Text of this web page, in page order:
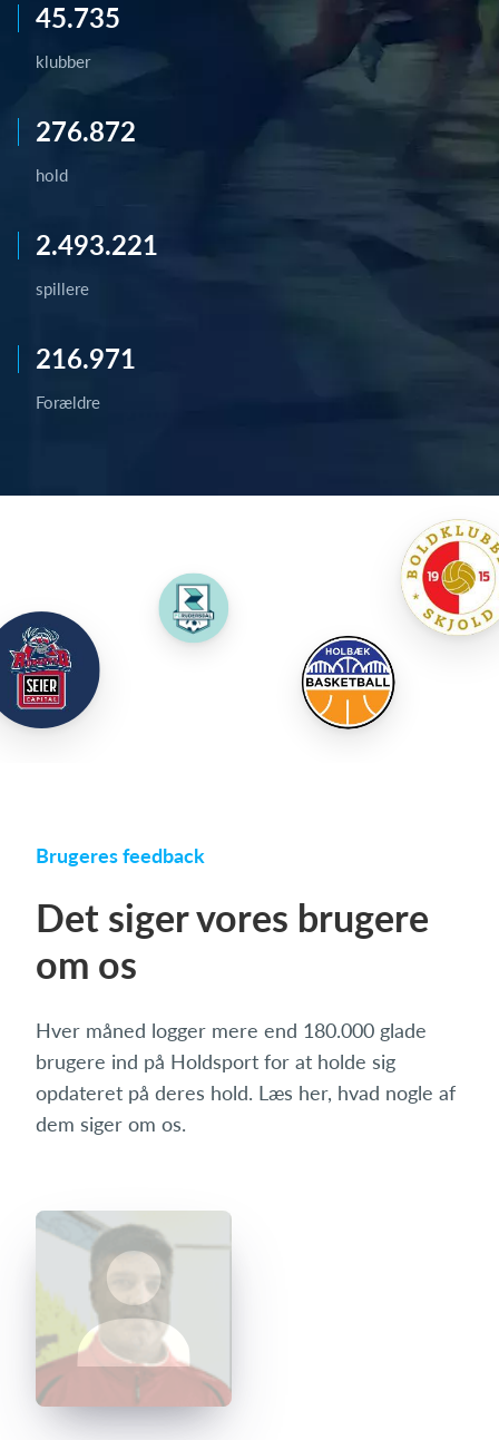
45.735
klubber
276.872
hold
2.493.221
spillere
216.971
Forældre
Brugeres feedback
Det siger vores brugere
om os
Hver måned logger mere end 180.000 glade
brugere ind på Holdsport for at holde sig
opdateret på deres hold. Læs her, hvad nogle af
dem siger om os.